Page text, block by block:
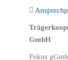
GmbH
Fokus